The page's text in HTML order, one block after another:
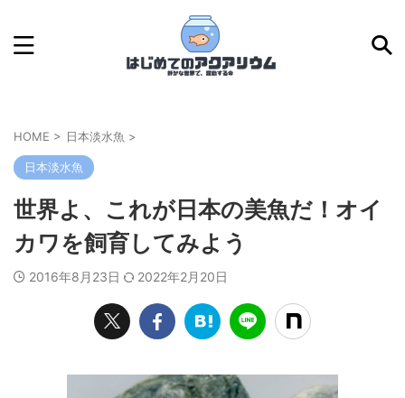
HOME > 日本淡水魚 >
日本淡水魚
世界よ、これが日本の美魚だ！オイ
カワを飼育してみよう
2016年8月23日 2022年2月20日